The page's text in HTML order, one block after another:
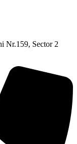
Nr.159, Sector 2